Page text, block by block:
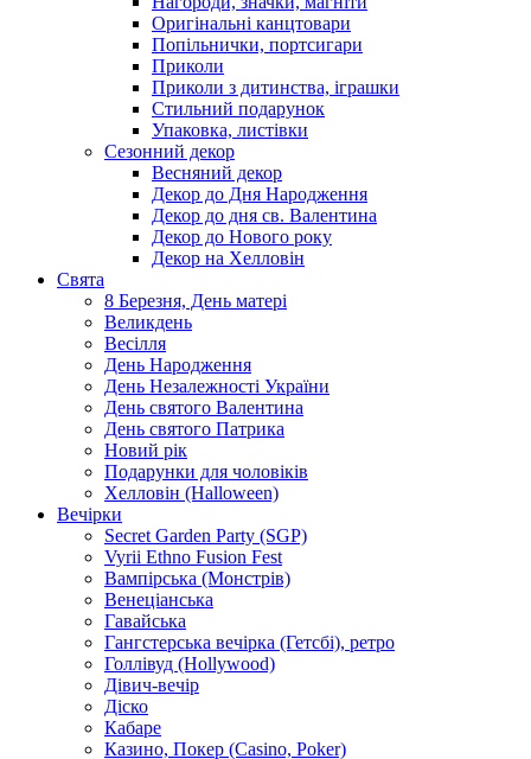
Оригінальні канцтовари
Попільнички, портсигари
Приколи
Приколи з дитинства, іграшки
Стильний подарунок
Упаковка, листівки
Сезонний декор
Весняний декор
Декор до Дня Народження
Декор до дня св. Валентина
Декор до Нового року
Декор на Хелловін
Свята
8 Березня, День матері
Великдень
Весілля
День Народження
День Незалежності України
День святого Валентина
День святого Патрика
Новий рік
Подарунки для чоловіків
Хелловін (Halloween)
Вечірки
Secret Garden Party (SGP)
Vyrii Ethno Fusion Fest
Вампірська (Монстрів)
Венеціанська
Гавайська
Гангстерська вечірка (Гетсбі), ретро
Голлівуд (Hollywood)
Дівич-вечір
Діско
Кабаре
Казино, Покер (Casino, Poker)